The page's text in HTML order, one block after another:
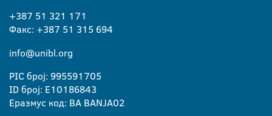
+387 51 321 171
Факс: +387 51 315 694
info@unibl.org
PIC број: 995591705
ID број: E10186843
Еразмус код: BA BANJA02